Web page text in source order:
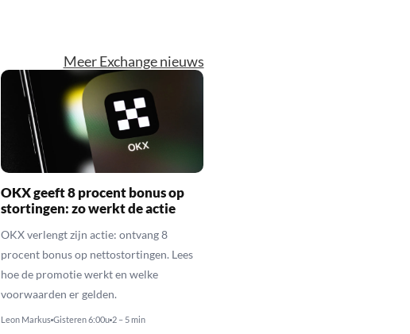
Meer Exchange nieuws
OKX geeft 8 procent bonus op
stortingen: zo werkt de actie
OKX verlengt zijn actie: ontvang 8
procent bonus op nettostortingen. Lees
hoe de promotie werkt en welke
voorwaarden er gelden.
Leon Markus Gisteren 6:00u 2 – 5 min